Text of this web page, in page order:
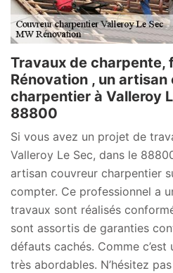
Travaux de charpente,
Rénovation , un artisan
charpentier à Valleroy
88800
Si vous avez un projet de
Valleroy Le Sec, dans le
artisan couvreur charpentier
compter. Ce professionnel a
travaux sont réalisés
sont assortis de garanties
défauts cachés. Comme
très abordables. N’hésitez